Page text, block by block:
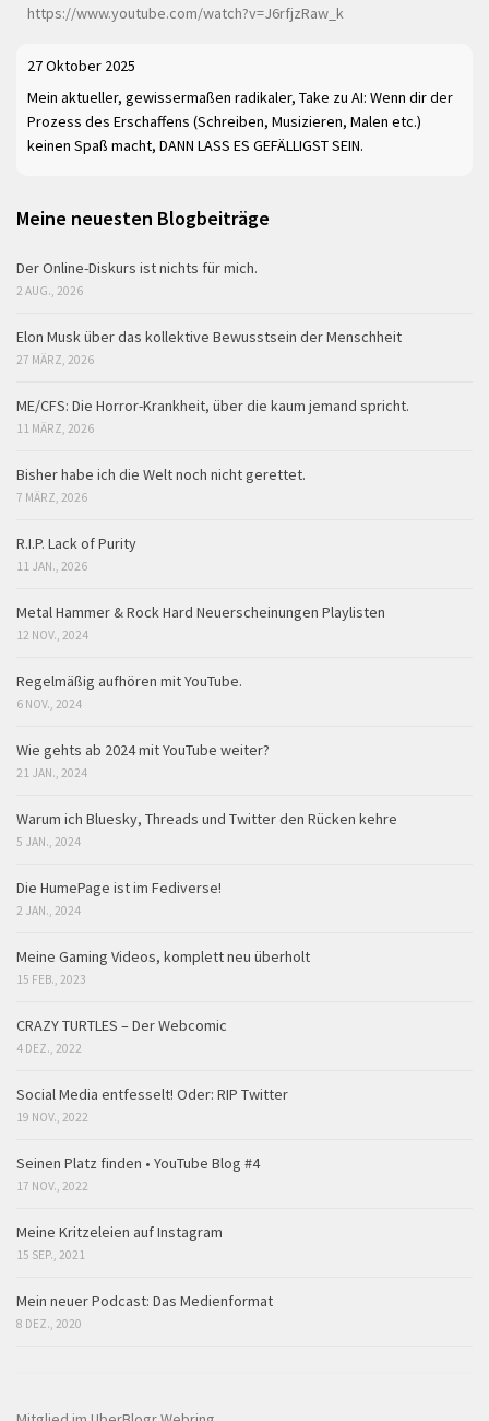
https://www.youtube.com/watch?v=J6rfjzRaw_k
27 Oktober 2025
Mein aktueller, gewissermaßen radikaler, Take zu AI: Wenn dir der
Prozess des Erschaffens (Schreiben, Musizieren, Malen etc.)
keinen Spaß macht, DANN LASS ES GEFÄLLIGST SEIN.
Meine neuesten Blogbeiträge
Der Online-Diskurs ist nichts für mich.
2 AUG., 2026
Elon Musk über das kollektive Bewusstsein der Menschheit
27 MÄRZ, 2026
ME/CFS: Die Horror-Krankheit, über die kaum jemand spricht.
11 MÄRZ, 2026
Bisher habe ich die Welt noch nicht gerettet.
7 MÄRZ, 2026
R.I.P. Lack of Purity
11 JAN., 2026
Metal Hammer & Rock Hard Neuerscheinungen Playlisten
12 NOV., 2024
Regelmäßig aufhören mit YouTube.
6 NOV., 2024
Wie gehts ab 2024 mit YouTube weiter?
21 JAN., 2024
Warum ich Bluesky, Threads und Twitter den Rücken kehre
5 JAN., 2024
Die HumePage ist im Fediverse!
2 JAN., 2024
Meine Gaming Videos, komplett neu überholt
15 FEB., 2023
CRAZY TURTLES – Der Webcomic
4 DEZ., 2022
Social Media entfesselt! Oder: RIP Twitter
19 NOV., 2022
Seinen Platz finden • YouTube Blog #4
17 NOV., 2022
Meine Kritzeleien auf Instagram
15 SEP., 2021
Mein neuer Podcast: Das Medienformat
8 DEZ., 2020